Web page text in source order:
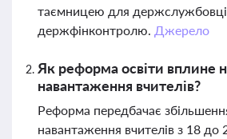
таємницею для
держфінконтролю. Джерело
Як реформа освіти вплине
навантаження вчителів?
Реформа передбачає
навантаження вчителів з 18 до